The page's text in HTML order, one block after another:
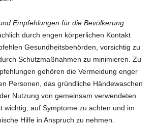
Empfehlungen für die Bevölkerung
durch engen körperlichen Kontakt
Gesundheitsbehörden, vorsichtig zu
Schutzmaßnahmen zu minimieren. Zu
gehören die Vermeidung enger
Personen, das gründliche Händewaschen
Nutzung von gemeinsam verwendeten
wichtig, auf Symptome zu achten und im
Hilfe in Anspruch zu nehmen.